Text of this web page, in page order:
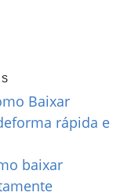
Baixar
rápida e
baixar